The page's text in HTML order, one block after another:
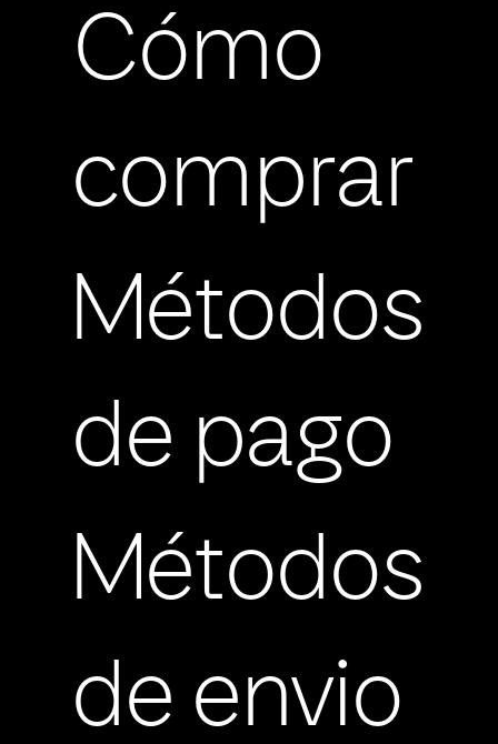
Cómo
comprar
Métodos
de pago
Métodos
de envio